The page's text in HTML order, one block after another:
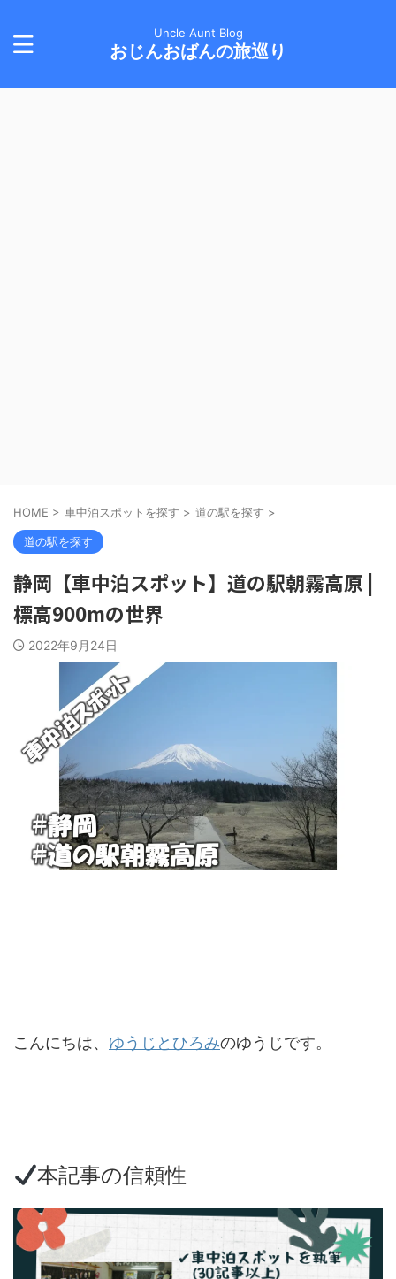
Uncle Aunt Blog
おじんおばんの旅巡り
HOME > 車中泊スポットを探す > 道の駅を探す >
道の駅を探す
静岡【車中泊スポット】道の駅朝霧高原 |
標高900mの世界
2022年9月24日
こんにちは、 ゆうじとひろみのゆうじです。
本記事の信頼性